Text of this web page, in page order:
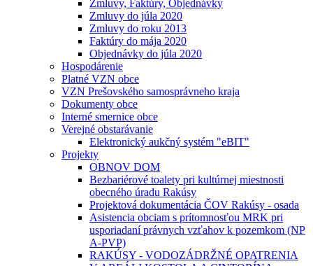
Zmluvy, Faktúry, Objednávky
Zmluvy do júla 2020
Zmluvy do roku 2013
Faktúry do mája 2020
Objednávky do júla 2020
Hospodárenie
Platné VZN obce
VZN Prešovského samosprávneho kraja
Dokumenty obce
Interné smernice obce
Verejné obstarávanie
Elektronický aukčný systém "eBIT"
Projekty
OBNOV DOM
Bezbariérové toalety pri kultúrnej miestnosti
obecného úradu Rakúsy
Projektová dokumentácia ČOV Rakúsy - osada
Asistencia obciam s prítomnosťou MRK pri
usporiadaní právnych vzťahov k pozemkom (NP
A-PVP)
RAKÚSY - VODOZÁDRŽNÉ OPATRENIA